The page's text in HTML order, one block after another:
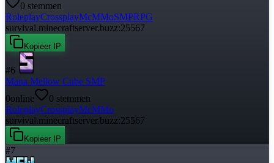
0 stemmen
RoleplayCrossplayMcMMoSMPRPG
survival.minecraftserver.buzz:25567
Kopieer IP
#6
Mana Mellow Cube SMP
0online 0 stemmen
RoleplayCrossplayMcMMo
survival.minecraftserver.buzz:25567
Kopieer IP
#7